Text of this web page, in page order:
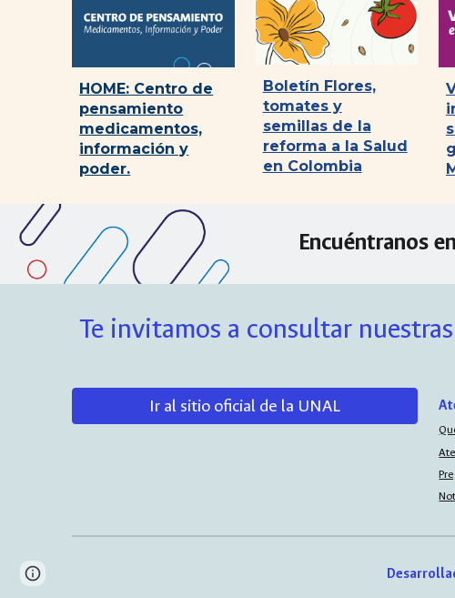
HOME: Centro de
pensamiento
medicamentos,
información y
poder.
Boletín Flores,
tomates y
semillas de la
reforma a la Salud
en Colombia
Encuéntranos
Te invitamos a consultar
Ir al sitio oficial de la UNAL